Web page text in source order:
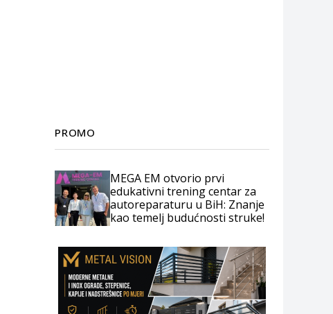
PROMO
MEGA EM otvorio prvi
edukativni trening centar za
autoreparaturu u BiH: Znanje
kao temelj budućnosti struke!